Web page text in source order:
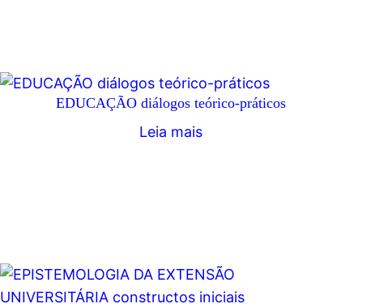
EDUCAÇÃO diálogos teórico-práticos
Leia mais